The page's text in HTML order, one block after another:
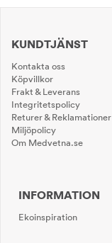
KUNDTJÄNST
Kontakta oss
Köpvillkor
Frakt & Leverans
Integritetspolicy
Returer & Reklamationer
Miljöpolicy
Om Medvetna.se
INFORMATION
Ekoinspiration